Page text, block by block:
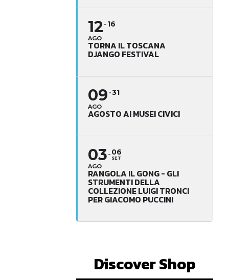
12
AGO
16
TORNA IL TOSCANA
DJANGO FESTIVAL
09
AGO
31
AGOSTO AI MUSEI CIVICI
03
AGO
06
SET
RANGOLA IL GONG - GLI
STRUMENTI DELLA
COLLEZIONE LUIGI TRONCI
PER GIACOMO PUCCINI
Discover Shop